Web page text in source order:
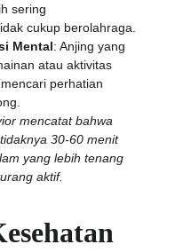
sering
cukup berolahraga.
Mental: Anjing yang
atau aktivitas
perhatian
mencatat bahwa
30-60 menit
yang lebih tenang
aktif.